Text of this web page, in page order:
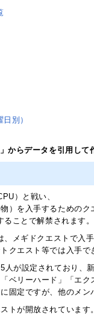
別）
」からデータを引用して
）と戦い、
）を入手するためのク
ことで解禁されます。
メギドクエストで入
クエスト等では入手で
が設定されており、
ベリーハード」「エク
固定ですが、他のメン
トが開放されています。